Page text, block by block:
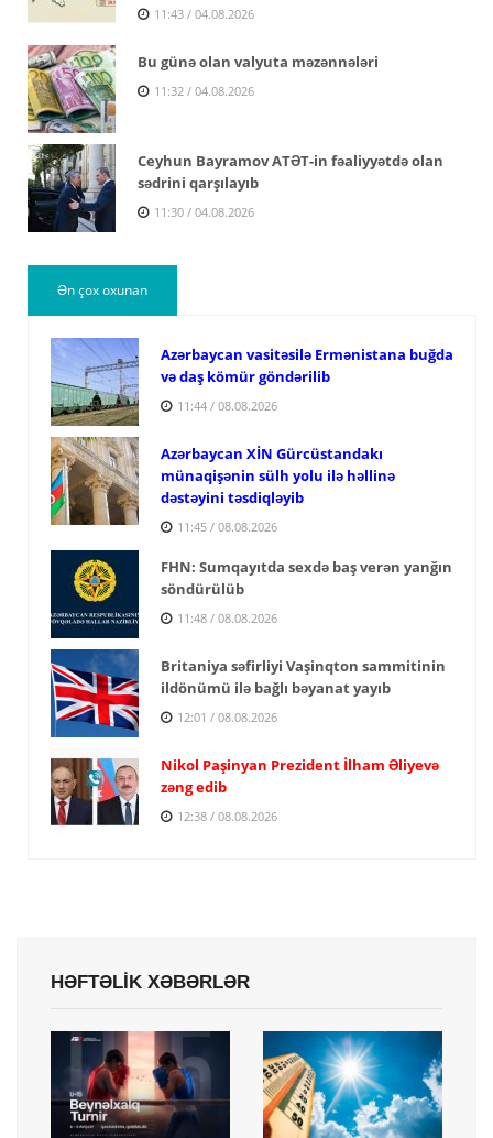
11:43 / 04.08.2026
Bu günə olan valyuta məzənnələri
11:32 / 04.08.2026
Ceyhun Bayramov ATƏT-in fəaliyyətdə olan
sədrini qarşılayıb
11:30 / 04.08.2026
Ən çox oxunan
Azərbaycan vasitəsilə Ermənistana buğda
və daş kömür göndərilib
11:44 / 08.08.2026
Azərbaycan XİN Gürcüstandakı
münaqişənin sülh yolu ilə həllinə
dəstəyini təsdiqləyib
11:45 / 08.08.2026
FHN: Sumqayıtda sexdə baş verən yanğın
söndürülüb
11:48 / 08.08.2026
Britaniya səfirliyi Vaşinqton sammitinin
ildönümü ilə bağlı bəyanat yayıb
12:01 / 08.08.2026
Nikol Paşinyan Prezident İlham Əliyevə
zəng edib
12:38 / 08.08.2026
HƏFTƏLİK XƏBƏRLƏR